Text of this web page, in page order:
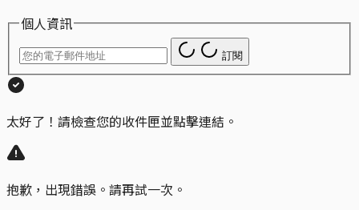
個人資訊
訂閱
太好了！請檢查您的收件匣並點擊連結。
抱歉，出現錯誤。請再試一次。